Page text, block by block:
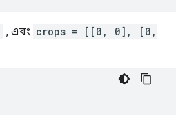
, এবং crops = [[0, 0], [0,